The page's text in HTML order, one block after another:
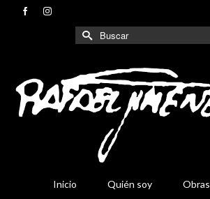
Buscar
por:
Inicio Quién soy Obras